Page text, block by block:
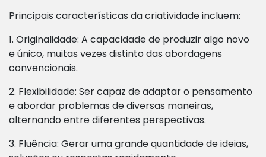
Principais características da criatividade incluem:
1. Originalidade: A capacidade de produzir algo novo
e único, muitas vezes distinto das abordagens
convencionais.
2. Flexibilidade: Ser capaz de adaptar o pensamento
e abordar problemas de diversas maneiras,
alternando entre diferentes perspectivas.
3. Fluência: Gerar uma grande quantidade de ideias,